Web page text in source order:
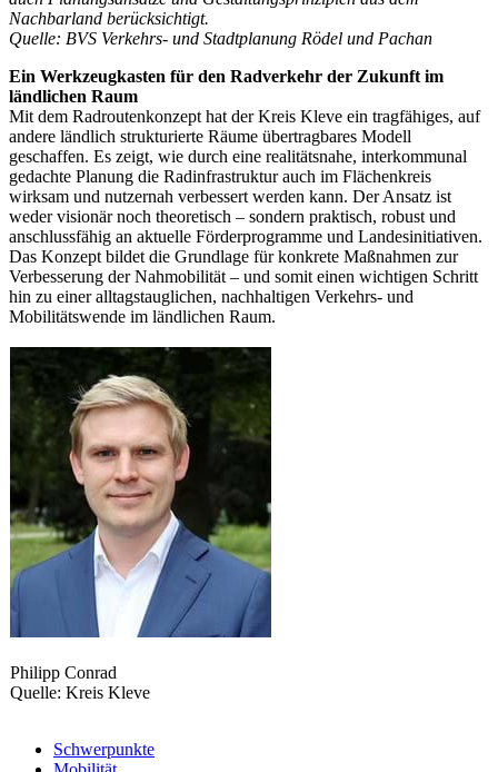
Nachbarland berücksichtigt.
Quelle: BVS Verkehrs- und Stadtplanung Rödel und Pachan
Ein Werkzeugkasten für den Radverkehr der Zukunft im
ländlichen Raum
Mit dem Radroutenkonzept hat der Kreis Kleve ein tragfähiges, auf
andere ländlich strukturierte Räume übertragbares Modell
geschaffen. Es zeigt, wie durch eine realitätsnahe, interkommunal
gedachte Planung die Radinfrastruktur auch im Flächenkreis
wirksam und nutzernah verbessert werden kann. Der Ansatz ist
weder visionär noch theoretisch – sondern praktisch, robust und
anschlussfähig an aktuelle Förderprogramme und Landesinitiativen.
Das Konzept bildet die Grundlage für konkrete Maßnahmen zur
Verbesserung der Nahmobilität – und somit einen wichtigen Schritt
hin zu einer alltagstauglichen, nachhaltigen Verkehrs- und
Mobilitätswende im ländlichen Raum.
Philipp Conrad
Quelle: Kreis Kleve
Schwerpunkte